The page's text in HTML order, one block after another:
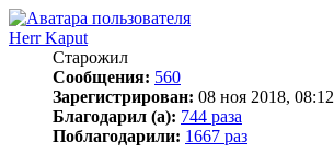
Herr Kaput
Старожил
Сообщения: 560
Зарегистрирован: 08 ноя 2018, 08:12
Благодарил (а): 744 раза
Поблагодарили: 1667 раз